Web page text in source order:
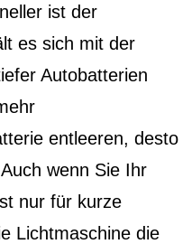
ist der
es sich mit der
Autobatterien
entleeren, desto
wenn Sie Ihr
nur für kurze
Lichtmaschine die